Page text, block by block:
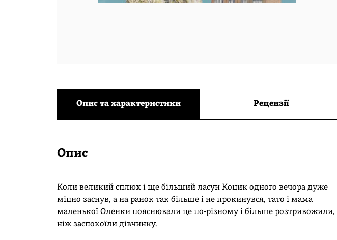
Опис та характеристики Рецензії
Опис
Коли великий сплюх і ще більший ласун Коцик одного вечора дуже
міцно заснув, а на ранок так більше і не прокинувся, тато і мама
маленької Оленки пояснювали це по-різному і більше розтривожили,
ніж заспокоїли дівчинку.